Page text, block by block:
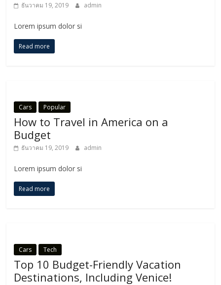
ธันวาคม 19, 2019 admin
Lorem ipsum dolor si
Read more
Cars Popular
How to Travel in America on a
Budget
ธันวาคม 19, 2019 admin
Lorem ipsum dolor si
Read more
Cars Tech
Top 10 Budget-Friendly Vacation
Destinations, Including Venice!